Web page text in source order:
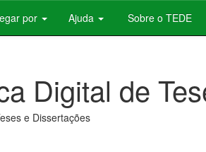
por Ajuda Sobre o TEDE
Digital de
e Dissertações